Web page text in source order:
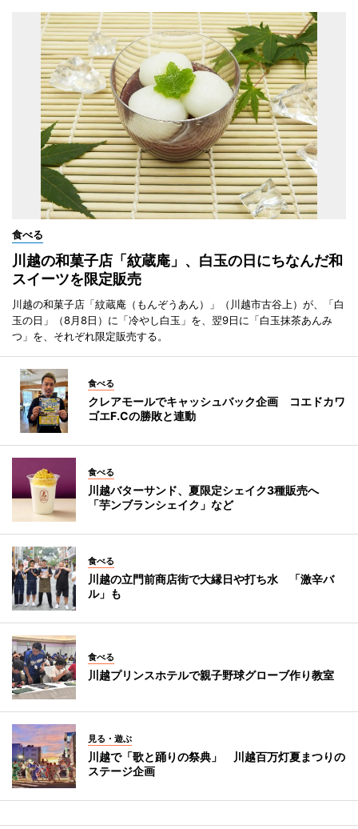
食べる
川越の和菓子店「紋蔵庵」、白玉の日にちなんだ和
スイーツを限定販売
川越の和菓子店「紋蔵庵（もんぞうあん）」（川越市古谷上）が、「白
玉の日」（8月8日）に「冷やし白玉」を、翌9日に「白玉抹茶あんみ
つ」を、それぞれ限定販売する。
食べる
クレアモールでキャッシュバック企画 コエドカワ
ゴエF.Cの勝敗と連動
食べる
川越バターサンド、夏限定シェイク3種販売へ
「芋ンブランシェイク」など
食べる
川越の立門前商店街で大縁日や打ち水 「激辛バ
ル」も
食べる
川越プリンスホテルで親子野球グローブ作り教室
見る・遊ぶ
川越で「歌と踊りの祭典」 川越百万灯夏まつりの
ステージ企画